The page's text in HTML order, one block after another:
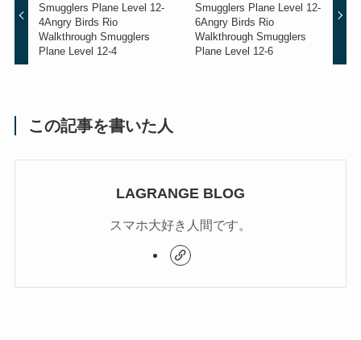
Smugglers Plane Level 12-
4Angry Birds Rio
Walkthrough Smugglers
Plane Level 12-4
Smugglers Plane Level 12-
6Angry Birds Rio
Walkthrough Smugglers
Plane Level 12-6
この記事を書いた人
LAGRANGE BLOG
スマホ大好き人間です。